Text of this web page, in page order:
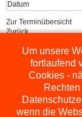
Datum
Zur Terminübersicht
Zurück
Um unsere
fortlaufend
Cookies -
wenn die